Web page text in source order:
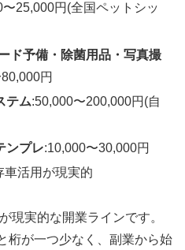
25,000円(全国ペットシッ
ド予備・除菌用品・写真撮
円
テム:50,000〜200,000円(自
ンプレ:10,000〜30,000円
車活用が現実的
現実的な開業ラインです。
桁が一つ少なく、副業から始